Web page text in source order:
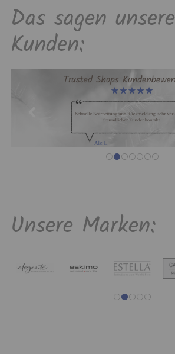
Das sagen unsere
Kunden:
Unsere Marken: